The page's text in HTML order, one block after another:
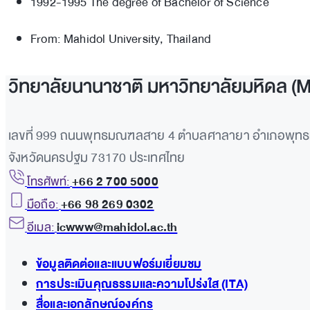
From: Mahidol University, Thailand
วิทยาลัยนานาชาติ มหาวิทยาลัยมหิดล
เลขที่ 999 ถนนพุทธมณฑลสาย 4 ตำบลศาลายา อำเภอพุ
จังหวัดนครปฐม 73170 ประเทศไทย
โทรศัพท์:+66 2 700 5000
มือถือ:+66 98 269 0302
อีเมล:icwww@mahidol.ac.th
ข้อมูลติดต่อและแบบฟอร์มเยี่ยมชม
การประเมินคุณธรรมและความโปร่งใส (ITA)
สื่อและเอกลักษณ์องค์กร